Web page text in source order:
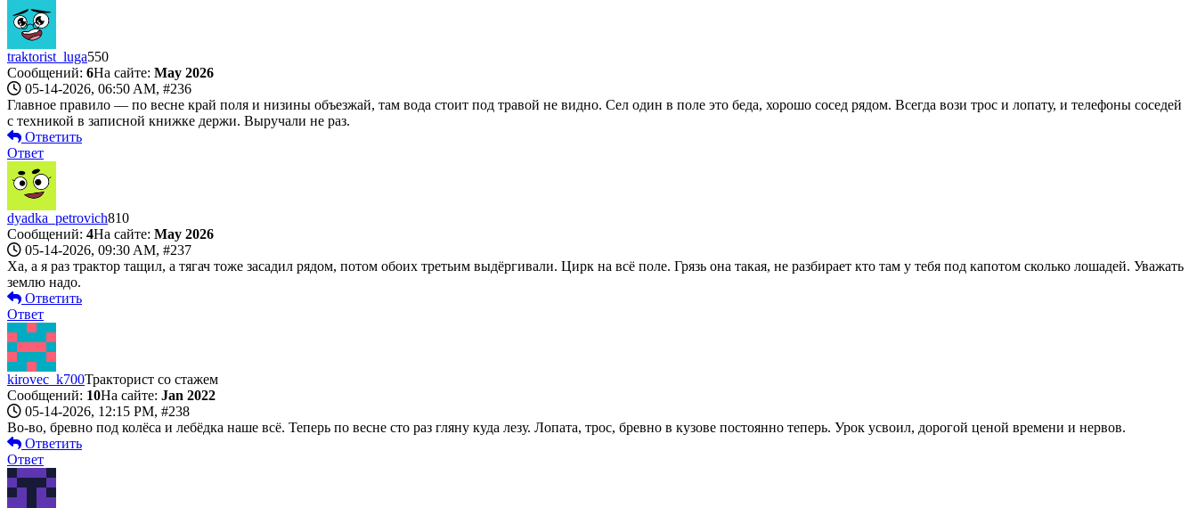
traktorist_luga550
Сообщений: 6На сайте: May 2026
05-14-2026, 06:50 AM, #236
Главное правило — по весне край поля и низины объезжай, там вода стоит под травой не видно. Сел один в поле это беда, хорошо сосед рядом. Всегда вози трос и лопату, и телефоны соседей
с техникой в записной книжке держи. Выручали не раз.
Ответить
Ответ
dyadka_petrovich810
Сообщений: 4На сайте: May 2026
05-14-2026, 09:30 AM, #237
Ха, а я раз трактор тащил, а тягач тоже засадил рядом, потом обоих третьим выдёргивали. Цирк на всё поле. Грязь она такая, не разбирает кто там у тебя под капотом сколько лошадей. Уважать
землю надо.
Ответить
Ответ
kirovec_k700Тракторист со стажем
Сообщений: 10На сайте: Jan 2022
05-14-2026, 12:15 PM, #238
Во-во, бревно под колёса и лебёдка наше всё. Теперь по весне сто раз гляну куда лезу. Лопата, трос, бревно в кузове постоянно теперь. Урок усвоил, дорогой ценой времени и нервов.
Ответить
Ответ